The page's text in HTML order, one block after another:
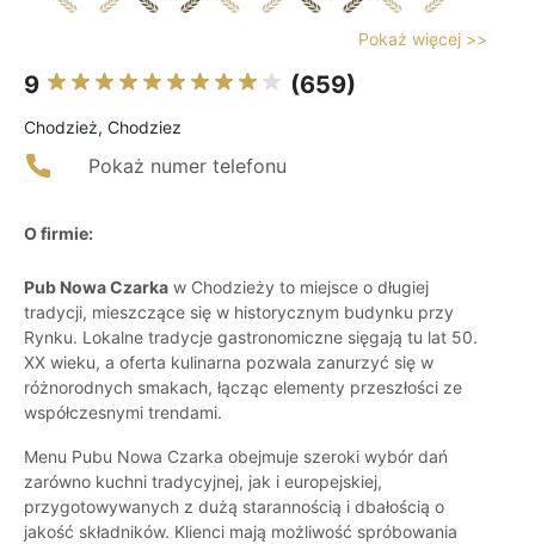
Pokaż więcej >>
9 (659)
Chodzież, Chodziez
Pokaż numer telefonu
O firmie:
Pub Nowa Czarka w Chodzieży to miejsce o długiej
tradycji, mieszczące się w historycznym budynku przy
Rynku. Lokalne tradycje gastronomiczne sięgają tu lat 50.
XX wieku, a oferta kulinarna pozwala zanurzyć się w
różnorodnych smakach, łącząc elementy przeszłości ze
współczesnymi trendami.
Menu Pubu Nowa Czarka obejmuje szeroki wybór dań
zarówno kuchni tradycyjnej, jak i europejskiej,
przygotowywanych z dużą starannością i dbałością o
jakość składników. Klienci mają możliwość spróbowania